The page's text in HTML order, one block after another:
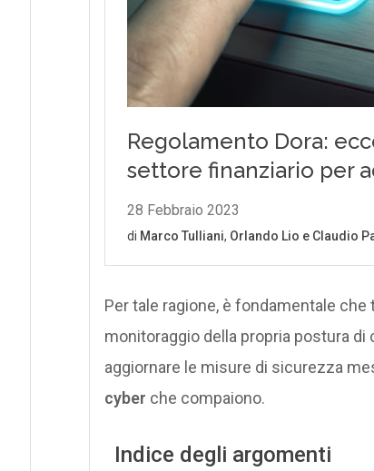
Per tale ragione, è fondamentale
monitoraggio della propria postura
aggiornare le misure di sicurezza
cyber che compaiono.
Indice degli argomenti